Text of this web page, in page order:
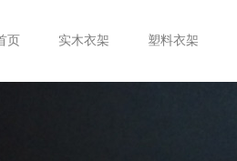
页 实木衣架 塑料衣架